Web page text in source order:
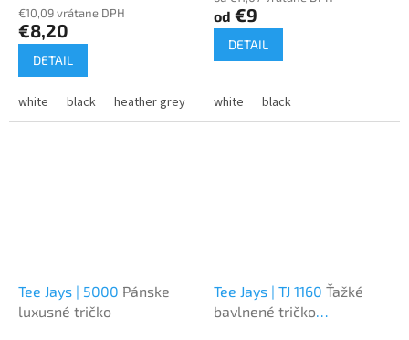
€10,09 vrátane DPH
€8,20
DETAIL
white black heather grey
produktu
je
od €9
DETAIL
white black
Tee Jays | 5000 Pánske
luxusné tričko
Tee Jays | TJ 1160 Ťažké
bavlnené tričko